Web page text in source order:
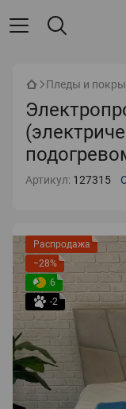
Пледы и
Артикул: 127315
Распродажа
−28%
6
-2